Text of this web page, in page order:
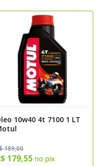
úmidas e
integrados
de uso
conforme o
os
Ideal
lubrificação
em
10w40 4t 7100 1 LT
189,00
179,55 no pix